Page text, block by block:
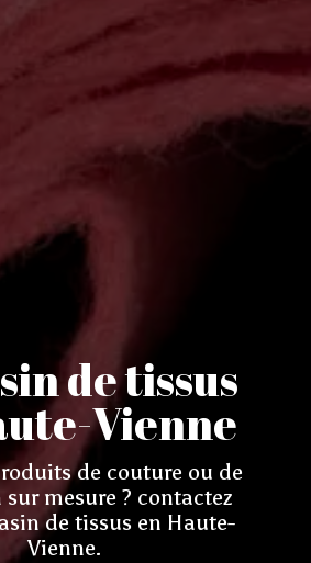
de tissus
Vienne
de couture ou de
mesure ? contactez
de tissus en Haute-
Vienne.